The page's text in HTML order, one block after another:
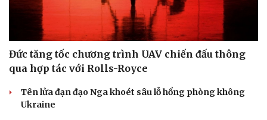
Sức khỏe
Dinh dưỡng - món ngon
Cây thuốc
Nhà đẹp
Đức tăng tốc chương trình UAV chiến đấu thông
qua hợp tác với Rolls-Royce
Tên lửa đạn đạo Nga khoét sâu lỗ hổng phòng không
Ukraine